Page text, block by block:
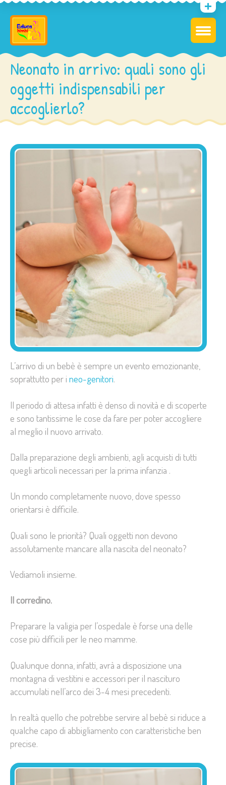
Neonato in arrivo: quali sono gli
oggetti indispensabili per
accoglierlo?
L’arrivo di un bebè è sempre un evento emozionante,
soprattutto per i neo-genitori.
Il periodo di attesa infatti è denso di novità e di scoperte
e sono tantissime le cose da fare per poter accogliere
al meglio il nuovo arrivato.
Dalla preparazione degli ambienti, agli acquisti di tutti
quegli articoli necessari per la prima infanzia .
Un mondo completamente nuovo, dove spesso
orientarsi è difficile.
Quali sono le priorità? Quali oggetti non devono
assolutamente mancare alla nascita del neonato?
Vediamoli insieme.
Il corredino.
Preparare la valigia per l’ospedale è forse una delle
cose più difficili per le neo mamme.
Qualunque donna, infatti, avrà a disposizione una
montagna di vestitini e accessori per il nascituro
accumulati nell’arco dei 3-4 mesi precedenti.
In realtà quello che potrebbe servire al bebè si riduce a
qualche capo di abbigliamento con caratteristiche ben
precise.